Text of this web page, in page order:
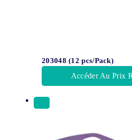
203048 (12 pcs/Pack)
Accéder Au Prix